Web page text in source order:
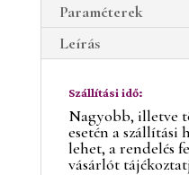
Paraméterek
Leírás
Szállítási idő:
Nagyobb, illetve
esetén a szállítási
lehet, a rendelés
vásárlót